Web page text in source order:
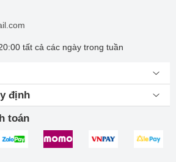
tất cả các ngày trong tuần
định
toán